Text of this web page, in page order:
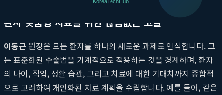
환자 맞춤형 치료를 위한 끊임없는 고찰
이동근 원장은 모든 환자를 하나의 새로운 과제로 인식합니다. 그
는 표준화된 수술법을 기계적으로 적용하는 것을 경계하며, 환자
의 나이, 직업, 생활 습관, 그리고 치료에 대한 기대치까지 종합적
으로 고려하여 개인화된 치료 계획을 수립합니다. 예를 들어, 같은